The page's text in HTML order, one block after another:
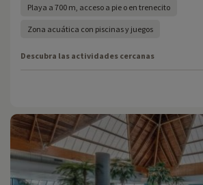
Playa a 700 m, acceso a pie o en trenecito
Zona acuática con piscinas y juegos
Descubra las actividades cercanas